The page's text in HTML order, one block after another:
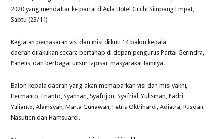
2020 yang mendaftar ke partai diAula Hotel Guchi Simpang Empat,
Sabtu (23/11)
Kegiatan pemasaran visi dan misi diikuti 14 balon kepala
daerah dilakukan secara bertahap di depan pengurus Partai Gerindra,
Panelis, dan berbagai unsur lapisan masyarakat lainnya.
Balon kepala daerah yang akan memaparkan visi dan misi yakni,
Hermanto, Erianto, Syahnan, Syafrijon, Syafrial, Yulisman, Padri
Yulianto, Alamsyah, Marta Gunawan, Fetris Oktrihardi, Adiatra, Rusdan
Nasution dan Hamsuardi.